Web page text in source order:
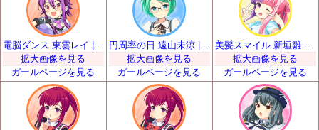
拡大画像を見る
ガールページを見る
円周率の日 遠山未涼 | SR
拡大画像を見る
ガールページを見る
美髪スマイル 新垣雛菜 | SR
拡大画像を見る
ガールページを見る